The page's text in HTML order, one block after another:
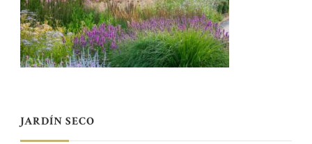
JARDÍN SECO